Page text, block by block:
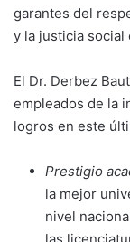
garantes del
y la justicia social
El Dr. Derbez
empleados de la
logros en este
Prestigio
la mejor
nivel